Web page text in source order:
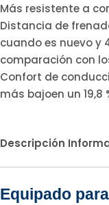
Más resistente a
Distancia de
cuando es nuevo y
comparación con
Confort de
más bajoen un 19,8
Descripción
Equipado